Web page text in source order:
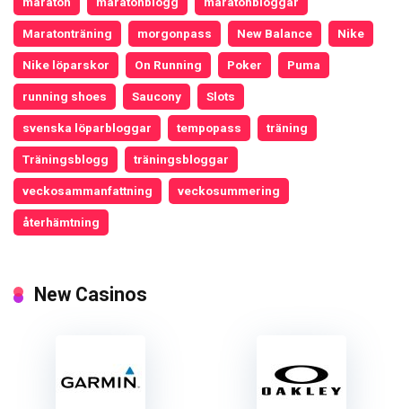
Maratonträning morgonpass New Balance Nike
Nike löparskor On Running Poker Puma
running shoes Saucony Slots
svenska löparbloggar tempopass träning
Träningsblogg träningsbloggar
veckosammanfattning veckosummering
återhämtning
New Casinos